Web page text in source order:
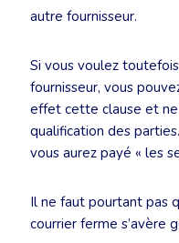
autre fournisseur.
Si vous voulez
fournisseur, vous
effet cette clause et
qualification des
vous aurez payé « les
Il ne faut pourtant pas
courrier ferme s’avère